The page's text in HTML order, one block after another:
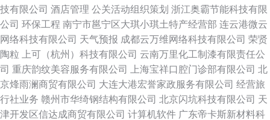
技有限公司 酒店管理 公关活动组织策划 浙江奥霸节能科技有限
公司 环保工程 南宁市邕宁区大琪小琪土特产经营部 连云港微云
网络科技有限公司 天气预报 成都云万维网络科技有限公司 荣贤
陶粒
上可（杭州）科技有限公司 云南万里化工制漆有限责任公
司 重庆韵纹美容服务有限公司 上海宝祥口腔门诊部有限公司 北
京烽雨澜商贸有限公司 大连大港宏誉家政服务有限公司 经营旅
行社业务 赣州市华绮钢结构有限公司 北京闪坑科技有限公司 天
津开发区信达成商贸有限公司 计算机软件 广东帝卡斯新材料科